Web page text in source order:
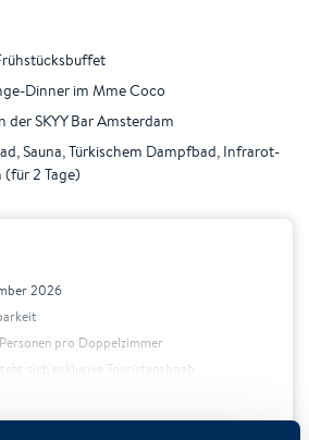
Dinner im Mme Coco
SKYY Bar Amsterdam
Sauna, Türkischem Dampfbad, Infrarot-
(für 2 Tage)
2026
pro Doppelzimmer
sich exklusive Touristenabgab